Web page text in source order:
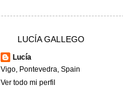
LUCÍA GALLEGO
Lucía
Vigo, Pontevedra, Spain
Ver todo mi perfil